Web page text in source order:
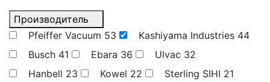
Производитель
Pfeiffer Vacuum 53 Kashiyama Industries 44
Busch 41 Ebara 36 Ulvac 32
Hanbell 23 Kowel 22 Sterling SIHI 21